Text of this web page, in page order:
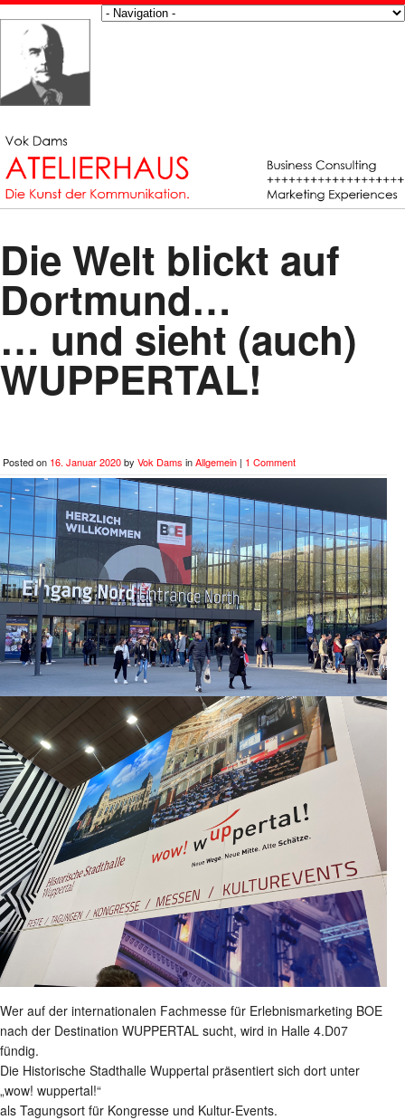
Die Welt blickt auf
Dortmund…
… und sieht (auch)
WUPPERTAL!
Posted on 16. Januar 2020by Vok Dams inAllgemein | 1 Comment
Wer auf der internationalen Fachmesse für Erlebnismarketing BOE
nach der Destination WUPPERTAL sucht, wird in Halle 4.D07
fündig.
Die Historische Stadthalle Wuppertal präsentiert sich dort unter
„wow! wuppertal!“
als Tagungsort für Kongresse und Kultur-Events.